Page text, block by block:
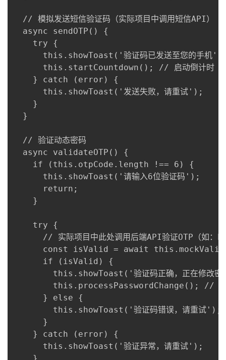
  // 模拟发送短信验证码（实际项目中调用短信API）
  async sendOTP() {
    try {
this.showToast('验证码已发送至您的手机
this.startCountdown(); // 启动倒计时（
    } catch (error) {
      this.showToast('发送失败，请重试');
    }
  }
  // 验证动态密码
  async validateOTP() {
    if (this.otpCode.length !== 6) {
      this.showToast('请输入6位验证码');
      return;
    }
    try {
// 实际项目中此处调用后端API验证OTP（
const isValid = await
      if (isValid) {
this.showToast('验证码正确，正在修改
this.processPasswordChange(); // 实
      } else {
        this.showToast('验证码错误，请重试');
      }
    } catch (error) {
      this.showToast('验证异常，请重试');